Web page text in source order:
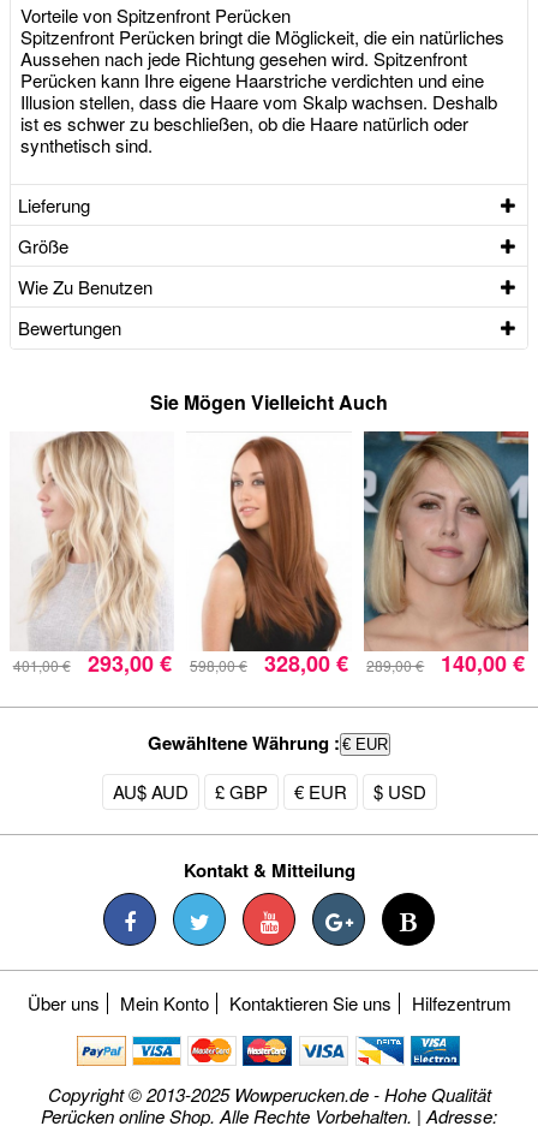
Vorteile von Spitzenfront Perücken
Spitzenfront Perücken bringt die Möglickeit, die ein natürliches
Aussehen nach jede Richtung gesehen wird. Spitzenfront
Perücken kann Ihre eigene Haarstriche verdichten und eine
Illusion stellen, dass die Haare vom Skalp wachsen. Deshalb
ist es schwer zu beschließen, ob die Haare natürlich oder
synthetisch sind.
Lieferung
Größe
Wie Zu Benutzen
Bewertungen
Sie Mögen Vielleicht Auch
401,00 € 293,00 € 598,00 € 328,00 € 289,00 € 140,00 €
Gewähltene Währung : € EUR
AU$ AUD £ GBP € EUR $ USD
Kontakt & Mitteilung
Über uns Mein Konto Kontaktieren Sie uns Hilfezentrum
Copyright © 2013-2025 Wowperucken.de - Hohe Qualität
Perücken online Shop. Alle Rechte Vorbehalten. | Adresse: